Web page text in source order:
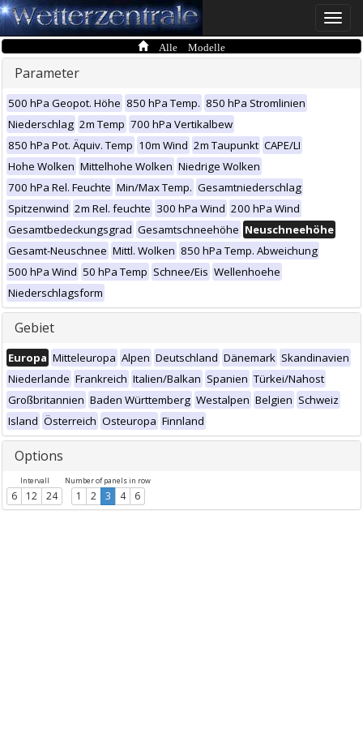
Toggle
Alle Modelle
Parameter
500 hPa Geopot. Höhe 850 hPa Temp. 850 hPa Stromlinien
Niederschlag 2m Temp 700 hPa Vertikalbew
850 hPa Pot. Äquiv. Temp 10m Wind 2m Taupunkt CAPE/LI
Hohe Wolken Mittelhohe Wolken Niedrige Wolken
700 hPa Rel. Feuchte Min/Max Temp. Gesamtniederschlag
Spitzenwind 2m Rel. feuchte 300 hPa Wind 200 hPa Wind
Gesamtbedeckungsgrad Gesamtschneehöhe Neuschneehöhe
Gesamt-Neuschnee Mittl. Wolken 850 hPa Temp. Abweichung
500 hPa Wind 50 hPa Temp Schnee/Eis Wellenhoehe
Niederschlagsform
Gebiet
Europa Mitteleuropa Alpen Deutschland Dänemark Skandinavien
Niederlande Frankreich Italien/Balkan Spanien Türkei/Nahost
Großbritannien Baden Württemberg Westalpen Belgien Schweiz
Island Österreich Osteuropa Finnland
Options
Intervall
6 12 24
Number of panels in row
1 2 3 4 6